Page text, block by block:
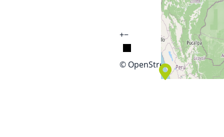
+−
© OpenStreetMap